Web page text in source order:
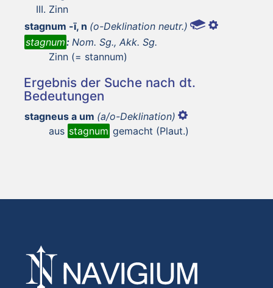
Zinn
stagnum -ī, n (o-Deklination neutr.)
stagnum: Nom. Sg., Akk. Sg.
Zinn (= stannum)
Ergebnis der Suche nach dt.
Bedeutungen
stagneus a um (a/o-Deklination)
aus stagnum gemacht (Plaut.)